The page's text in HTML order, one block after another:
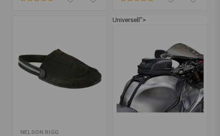
NELSON RIGG
Universell">